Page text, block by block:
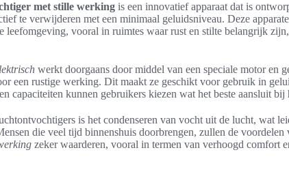
met stille werking is een innovatief apparaat dat is
te verwijderen met een minimaal geluidsniveau. Deze
leefomgeving, vooral in ruimtes waar rust en stilte belangrijk
werkt doorgaans door middel van een speciale motor en
een rustige werking. Dit maakt ze geschikt voor gebruik in
capaciteiten kunnen gebruikers kiezen wat het beste aansluit bij
is het condenseren van vocht uit de lucht, wat
die veel tijd binnenshuis doorbrengen, zullen de voordelen
zeker waarderen, vooral in termen van verhoogd comfort